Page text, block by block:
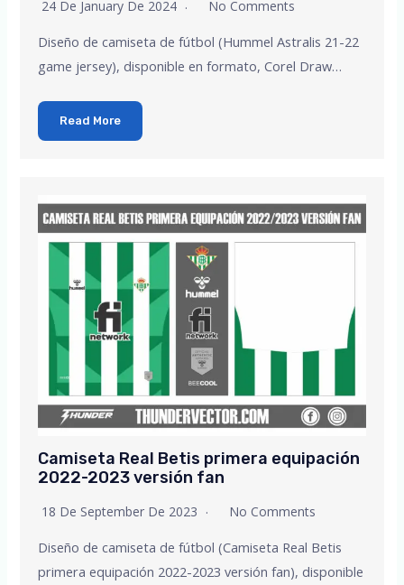
24 De January De 2024 No Comments
Diseño de camiseta de fútbol (Hummel Astralis 21-22
game jersey), disponible en formato, Corel Draw…
Read More
Camiseta Real Betis primera equipación
2022-2023 versión fan
18 De September De 2023 No Comments
Diseño de camiseta de fútbol (Camiseta Real Betis
primera equipación 2022-2023 versión fan), disponible